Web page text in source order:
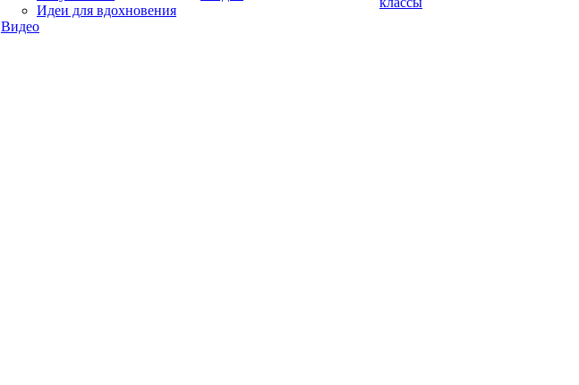
Идеи для вдохновения
Видео